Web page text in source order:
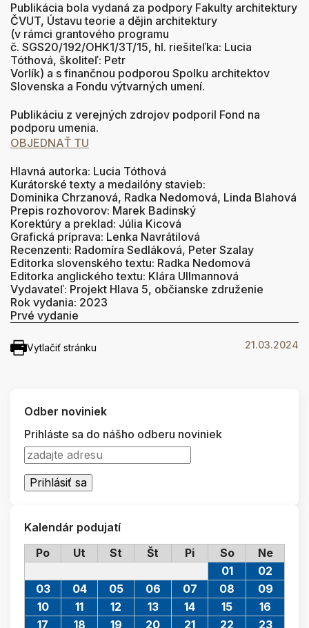
Publikácia bola vydaná za podpory Fakulty architektury
ČVUT, Ústavu teorie a dějin architektury
(v rámci grantového programu
č. SGS20/192/OHK1/3T/15, hl. riešiteľka: Lucia
Tóthová, školiteľ: Petr
Vorlík) a s finančnou podporou Spolku architektov
Slovenska a Fondu výtvarných umení.
Publikáciu z verejných zdrojov podporil Fond na
podporu umenia.
OBJEDNAŤ TU
Hlavná autorka: Lucia Tóthová
Kurátorské texty a medailóny stavieb:
Dominika Chrzanová, Radka Nedomová, Linda Blahová
Prepis rozhovorov: Marek Badinský
Korektúry a preklad: Júlia Kicová
Grafická príprava: Lenka Navrátilová
Recenzenti: Radomíra Sedláková, Peter Szalay
Editorka slovenského textu: Radka Nedomová
Editorka anglického textu: Klára Ullmannová
Vydavateľ: Projekt Hlava 5, občianske združenie
Rok vydania: 2023
Prvé vydanie
Vytlačiť stránku 21.03.2024
Odber noviniek
Prihláste sa do nášho odberu noviniek
Kalendár podujatí
Po
Ut St Št Pi So
Ne
01
02
03
04 05 06 07 08
09
10
11 12 13 14 15
16
17
18 19 20 21 22 23